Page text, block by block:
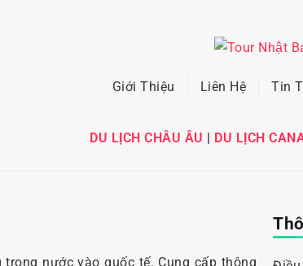
Giới Thiệu Liên Hệ Tin
DU LỊCH CHÂU ÂU | DU LỊCH
nước vào quốc tế. Cung cấp thông